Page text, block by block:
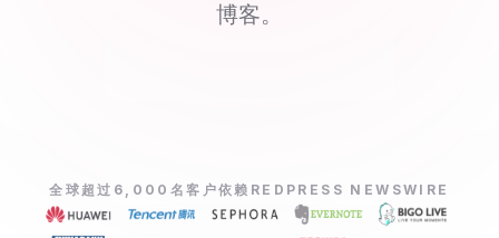
博客。
全球超过6,000名客户依赖REDPRESS NEWSWIRE